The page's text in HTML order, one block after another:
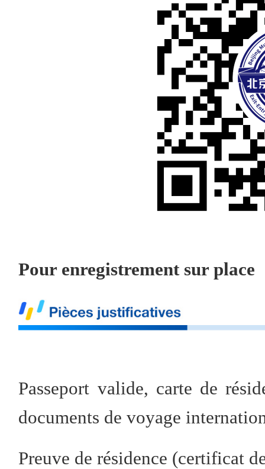
Pour enregistrement sur place
Passeport valide, carte de
documents de voyage
Preuve de résidence (certificat